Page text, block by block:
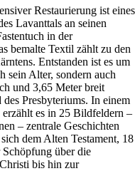
Restaurierung ist eines
Lavanttals an seinen
in der
bemalte Textil zählt zu den
Entstanden ist es um
sein Alter, sondern auch
und 3,65 Meter breit
Presbyteriums. In einem
erzählt es in 25 Bildfeldern –
– zentrale Geschichten
dem Alten Testament, 18
über die
bis hin zur